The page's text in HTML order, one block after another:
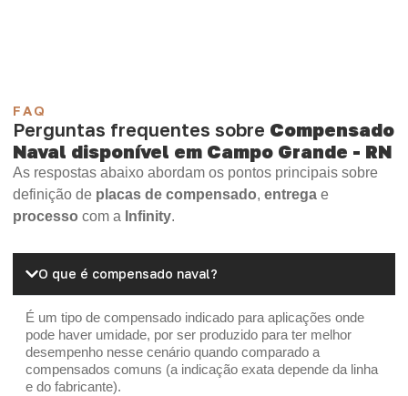
FAQ
Perguntas frequentes sobre Compensado
Naval disponível em Campo Grande - RN
As respostas abaixo abordam os pontos principais sobre
definição de placas de compensado, entrega e
processo com a Infinity.
O que é compensado naval?
É um tipo de compensado indicado para aplicações onde
pode haver umidade, por ser produzido para ter melhor
desempenho nesse cenário quando comparado a
compensados comuns (a indicação exata depende da linha
e do fabricante).